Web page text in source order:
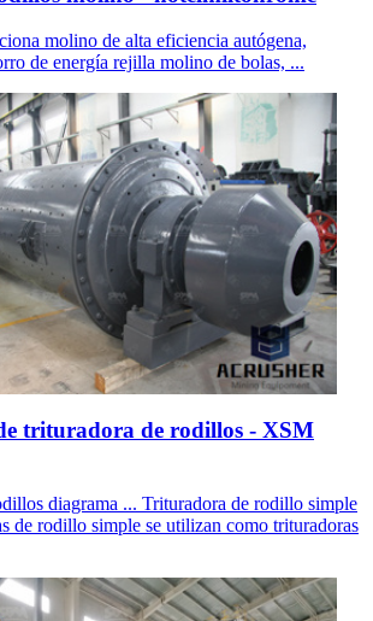
molino de alta eficiencia autógena,
de energía rejilla molino de bolas, ...
trituradora de rodillos - XSM
diagrama ... Trituradora de rodillo simple
de rodillo simple se utilizan como trituradoras